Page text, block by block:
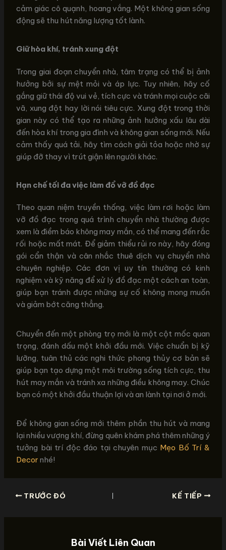
cảm giác cô quạnh, hoang vắng. Một không gian sống
động sẽ thu hút năng lượng tốt lành.
Giữ hòa khí, tránh xung đột
Trong giai đoạn chuyển nhà, tâm trạng có thể bị ảnh
hưởng bởi sự mệt mỏi và áp lực. Tuy nhiên, hãy cố
gắng giữ thái độ vui vẻ, tích cực và tránh mọi cuộc cãi
vã, xung đột hay lời nói tiêu cực. Xung đột trong thời
gian này có thể tạo ra những ảnh hưởng xấu lâu dài
đến hòa khí trong gia đình và không gian sống mới. Nếu
cảm thấy quá tải, hãy tìm cách giải tỏa hoặc nhờ sự
giúp đỡ thay vì trút giận lên người khác.
Hạn chế tối đa việc làm đổ vỡ đồ đạc
Theo quan niệm truyền thống, việc làm rơi hoặc làm
vỡ đồ đạc trong quá trình chuyển nhà thường được
xem là điềm báo không may mắn, có thể mang đến rắc
rối hoặc mất mát. Để giảm thiểu rủi ro này, hãy đóng
gói cẩn thận và cân nhắc thuê dịch vụ chuyển nhà
chuyên nghiệp. Các đơn vị uy tín thường có kinh
nghiệm và kỹ năng để xử lý đồ đạc một cách an toàn,
giúp bạn tránh được những sự cố không mong muốn
và giảm bớt căng thẳng.
Chuyển đến một phòng trọ mới là một cột mốc quan
trọng, đánh dấu một khởi đầu mới. Việc chuẩn bị kỹ
lưỡng, tuân thủ các nghi thức phong thủy cơ bản sẽ
giúp bạn tạo dựng một môi trường sống tích cực, thu
hút may mắn và tránh xa những điều không may. Chúc
bạn có một khởi đầu thuận lợi và an lành tại nơi ở mới.
Để không gian sống mới thêm phần thu hút và mang
lại nhiều vượng khí, đừng quên khám phá thêm những ý
tưởng bài trí độc đáo tại chuyên mục Mẹo Bố Trí &
Decor nhé!
TRƯỚC ĐÓ KẾ TIẾP
Bài Viết Liên Quan